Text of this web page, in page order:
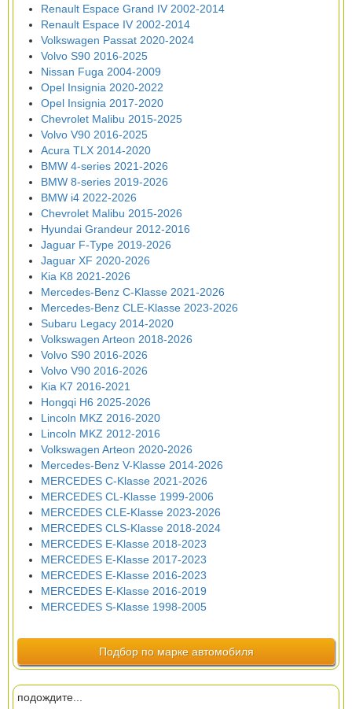
Renault Espace Grand IV 2002-2014
Renault Espace IV 2002-2014
Volkswagen Passat 2020-2024
Volvo S90 2016-2025
Nissan Fuga 2004-2009
Opel Insignia 2020-2022
Opel Insignia 2017-2020
Chevrolet Malibu 2015-2025
Volvo V90 2016-2025
Acura TLX 2014-2020
BMW 4-series 2021-2026
BMW 8-series 2019-2026
BMW i4 2022-2026
Chevrolet Malibu 2015-2026
Hyundai Grandeur 2012-2016
Jaguar F-Type 2019-2026
Jaguar XF 2020-2026
Kia K8 2021-2026
Mercedes-Benz C-Klasse 2021-2026
Mercedes-Benz CLE-Klasse 2023-2026
Subaru Legacy 2014-2020
Volkswagen Arteon 2018-2026
Volvo S90 2016-2026
Volvo V90 2016-2026
Kia K7 2016-2021
Hongqi H6 2025-2026
Lincoln MKZ 2016-2020
Lincoln MKZ 2012-2016
Volkswagen Arteon 2020-2026
Mercedes-Benz V-Klasse 2014-2026
MERCEDES C-Klasse 2021-2026
MERCEDES CL-Klasse 1999-2006
MERCEDES CLE-Klasse 2023-2026
MERCEDES CLS-Klasse 2018-2024
MERCEDES E-Klasse 2018-2023
MERCEDES E-Klasse 2017-2023
MERCEDES E-Klasse 2016-2023
MERCEDES E-Klasse 2016-2019
MERCEDES S-Klasse 1998-2005
Подбор по марке автомобиля
подождите...